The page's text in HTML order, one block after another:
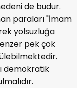
de budur.
paraları "İmam
yolsuzluğa
pek çok
demokratik